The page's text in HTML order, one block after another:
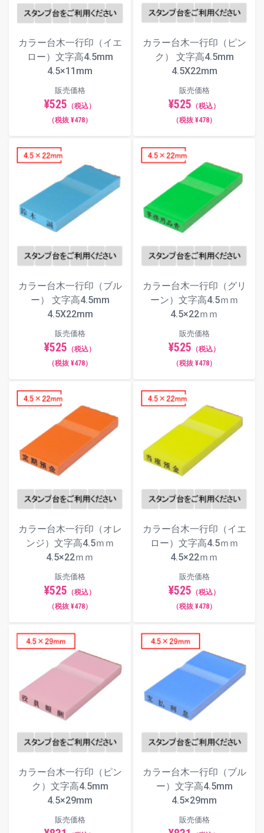
カラー台木一行印（イエ
ロー）文字高4.5mm
4.5×11mm
販売価格
¥525 （税込）
（税抜 ¥478）
カラー台木一行印（ピン
ク） 文字高4.5mm
4.5X22mm
販売価格
¥525 （税込）
（税抜 ¥478）
カラー台木一行印（ブル
ー） 文字高4.5mm
4.5X22mm
販売価格
¥525 （税込）
（税抜 ¥478）
カラー台木一行印（グリ
ーン）文字高4.5ｍｍ
4.5×22ｍｍ
販売価格
¥525 （税込）
（税抜 ¥478）
カラー台木一行印（オレ
ンジ）文字高4.5ｍｍ
4.5×22ｍｍ
販売価格
¥525 （税込）
（税抜 ¥478）
カラー台木一行印（イエ
ロー）文字高4.5ｍｍ
4.5×22ｍｍ
販売価格
¥525 （税込）
（税抜 ¥478）
カラー台木一行印（ピン
ク）文字高4.5mm
4.5×29mm
販売価格
カラー台木一行印（ブル
ー）文字高4.5mm
4.5×29mm
販売価格